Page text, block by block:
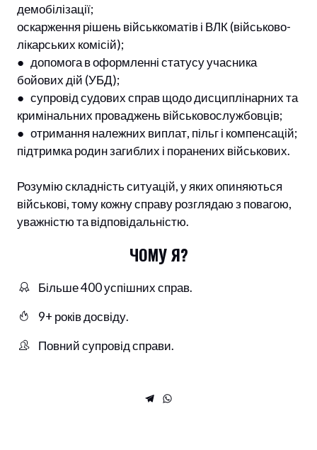
демобілізації;
оскарження рішень військкоматів і ВЛК (військово-
лікарських комісій);
● допомога в оформленні статусу учасника
бойових дій (УБД);
● супровід судових справ щодо дисциплінарних та
кримінальних проваджень військовослужбовців;
● отримання належних виплат, пільг і компенсацій;
підтримка родин загиблих і поранених військових.
Розумію складність ситуацій, у яких опиняються
військові, тому кожну справу розглядаю з повагою,
уважністю та відповідальністю.
ЧОМУ Я?
Більше 400 успішних справ.
9+ років досвіду.
Повний супровід справи.